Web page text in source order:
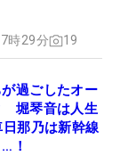
時29分 19
過ごしたオー
堀琴音は人生
那乃は新幹線
！